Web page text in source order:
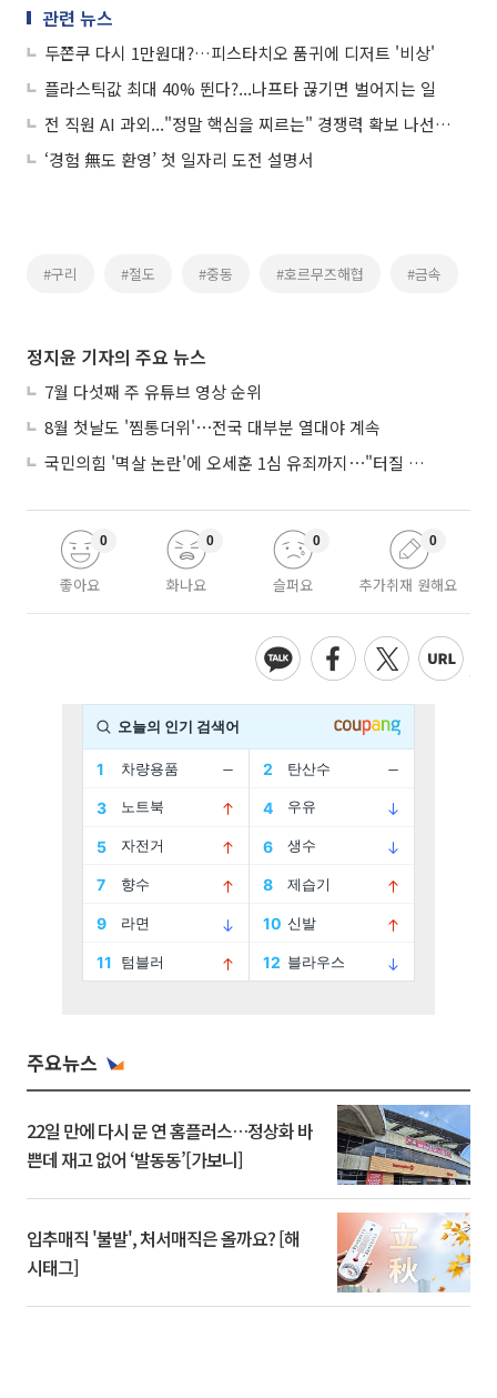
관련 뉴스
두쫀쿠 다시 1만원대?…피스타치오 품귀에 디저트 '비상'
플라스틱값 최대 40% 뛴다?...나프타 끊기면 벌어지는 일
전 직원 AI 과외..."정말 핵심을 찌르는" 경쟁력 확보 나선 기업들
‘경험 無도 환영’ 첫 일자리 도전 설명서
#구리 #절도 #중동 #호르무즈해협 #금속
정지윤 기자의 주요 뉴스
7월 다섯째 주 유튜브 영상 순위
8월 첫날도 '찜통더위'⋯전국 대부분 열대야 계속
국민의힘 '멱살 논란'에 오세훈 1심 유죄까지⋯"터질 게 터졌다"
좋아요
0
화나요
0
슬퍼요
0
추가취재 원해요
0
주요뉴스
22일 만에 다시 문 연 홈플러스…정상화 바
쁜데 재고 없어 ‘발동동’[가보니]
입추매직 '불발', 처서매직은 올까요? [해
시태그]